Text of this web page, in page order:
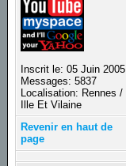
Inscrit le: 05 Juin 2005
Messages: 5837
Localisation: Rennes /
Ille Et Vilaine
Revenir en haut de
page